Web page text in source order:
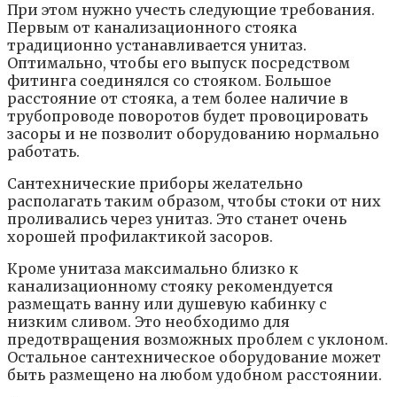
При этом нужно учесть следующие требования.
Первым от канализационного стояка
традиционно устанавливается унитаз.
Оптимально, чтобы его выпуск посредством
фитинга соединялся со стояком. Большое
расстояние от стояка, а тем более наличие в
трубопроводе поворотов будет провоцировать
засоры и не позволит оборудованию нормально
работать.
Сантехнические приборы желательно
располагать таким образом, чтобы стоки от них
проливались через унитаз. Это станет очень
хорошей профилактикой засоров.
Кроме унитаза максимально близко к
канализационному стояку рекомендуется
размещать ванну или душевую кабинку с
низким сливом. Это необходимо для
предотвращения возможных проблем с уклоном.
Остальное сантехническое оборудование может
быть размещено на любом удобном расстоянии.